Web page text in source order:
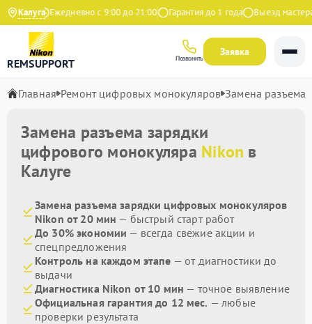
КалугаЕжедневно с 9:00 до 21:00 Гарантия до 1 года Выезд мастера
REMSUPPORT Позвонить
Заявка
Главная Ремонт цифровых монокуляров Замена разъема
Замена разъема зарядки
цифрового монокуляра Nikon в
Калуге
Замена разъема зарядки цифровых монокуляров
Nikon от 20 мин — быстрый старт работ
До 30% экономии — всегда свежие акции и
спецпредложения
Контроль на каждом этапе — от диагностики до
выдачи
Диагностика Nikon от 10 мин — точное выявление
Официальная гарантия до 12 мес. — любые
проверки результата